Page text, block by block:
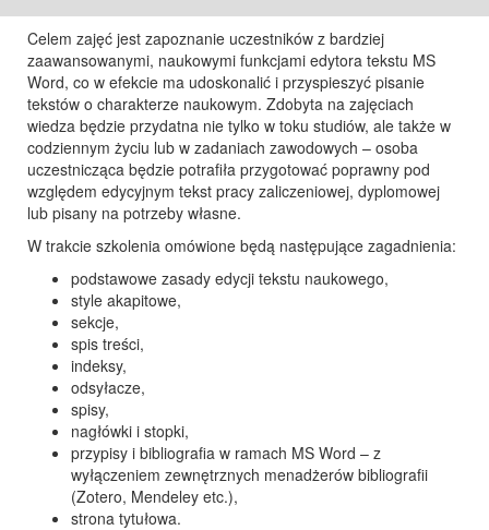
Celem zajęć jest zapoznanie uczestników z bardziej
zaawansowanymi, naukowymi funkcjami edytora tekstu MS
Word, co w efekcie ma udoskonalić i przyspieszyć pisanie
tekstów o charakterze naukowym. Zdobyta na zajęciach
wiedza będzie przydatna nie tylko w toku studiów, ale także w
codziennym życiu lub w zadaniach zawodowych – osoba
uczestnicząca będzie potrafiła przygotować poprawny pod
względem edycyjnym tekst pracy zaliczeniowej, dyplomowej
lub pisany na potrzeby własne.
W trakcie szkolenia omówione będą następujące zagadnienia:
podstawowe zasady edycji tekstu naukowego,
style akapitowe,
sekcje,
spis treści,
indeksy,
odsyłacze,
spisy,
nagłówki i stopki,
przypisy i bibliografia w ramach MS Word – z
wyłączeniem zewnętrznych menadżerów bibliografii
(Zotero, Mendeley etc.),
strona tytułowa.